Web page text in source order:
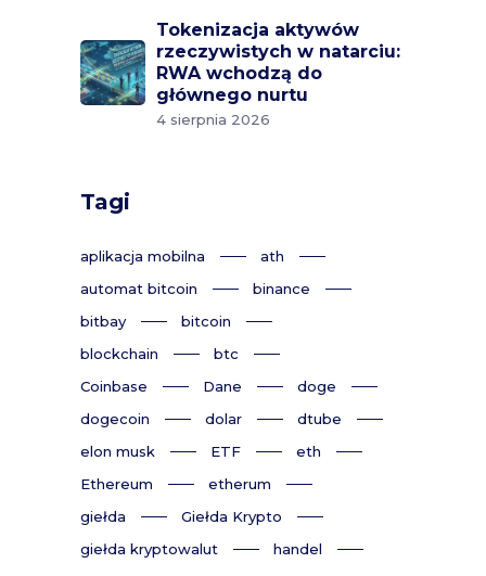
Tokenizacja aktywów
rzeczywistych w natarciu:
RWA wchodzą do
głównego nurtu
4 sierpnia 2026
Tagi
aplikacja mobilna
ath
automat bitcoin
binance
bitbay
bitcoin
blockchain
btc
Coinbase
Dane
doge
dogecoin
dolar
dtube
elon musk
ETF
eth
Ethereum
etherum
giełda
Giełda Krypto
giełda kryptowalut
handel